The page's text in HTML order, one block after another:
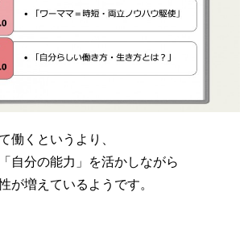
働くというより、
自分の能力」を活かしながら
が増えているようです。